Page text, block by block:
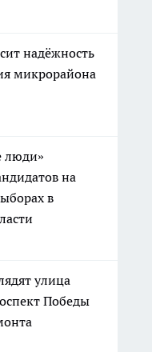
надёжность
микрорайона
люди»
на
в
улица
Победы